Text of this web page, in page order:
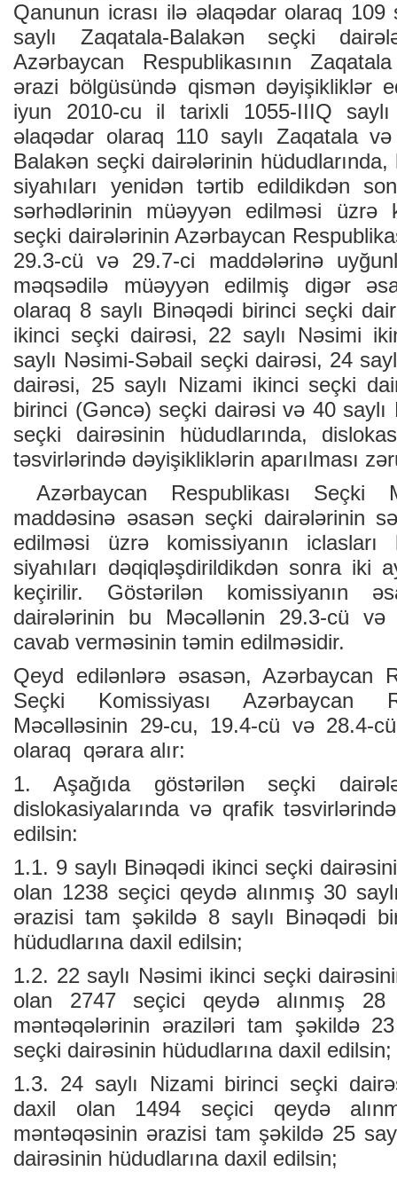
Qanunun icrası ilə əlaqədar olaraq 109
saylı Zaqatala-Balakən seçki
Azərbaycan Respublikasının
ərazi bölgüsündə qismən dəyişikliklər
iyun 2010-cu il tarixli 1055-IIIQ
əlaqədar olaraq 110 saylı Zaqatala
Balakən seçki dairələrinin
siyahıları yenidən tərtib edildikdən
sərhədlərinin müəyyən edilməsi üzrə
seçki dairələrinin Azərbaycan
29.3-cü və 29.7-ci maddələrinə
məqsədilə müəyyən edilmiş digər
olaraq 8 saylı Binəqədi birinci seçki
ikinci seçki dairəsi, 22 saylı Nəsimi
saylı Nəsimi-Səbail seçki dairəsi, 24
dairəsi, 25 saylı Nizami ikinci seçki
birinci (Gəncə) seçki dairəsi və 40
seçki dairəsinin hüdudlarında,
təsvirlərində dəyişikliklərin aparılması
Azərbaycan Respublikası Seçki
maddəsinə əsasən seçki dairələrinin
edilməsi üzrə komissiyanın
siyahıları dəqiqləşdirildikdən sonra iki
keçirilir. Göstərilən komissiyanın
dairələrinin bu Məcəllənin 29.3-cü və
cavab verməsinin təmin edilməsidir.
Qeyd edilənlərə əsasən, Azərbaycan
Seçki Komissiyası Azərbaycan
Məcəlləsinin 29-cu, 19.4-cü və 28.4-
olaraq qərara alır:
1. Aşağıda göstərilən seçki
dislokasiyalarında və qrafik
edilsin:
1.1. 9 saylı Binəqədi ikinci seçki
olan 1238 seçici qeydə alınmış 30
ərazisi tam şəkildə 8 saylı Binəqədi
hüdudlarına daxil edilsin;
1.2. 22 saylı Nəsimi ikinci seçki
olan 2747 seçici qeydə alınmış
məntəqələrinin əraziləri tam şəkildə
seçki dairəsinin hüdudlarına daxil edilsin;
1.3. 24 saylı Nizami birinci seçki
daxil olan 1494 seçici qeydə
məntəqəsinin ərazisi tam şəkildə 25
dairəsinin hüdudlarına daxil edilsin;